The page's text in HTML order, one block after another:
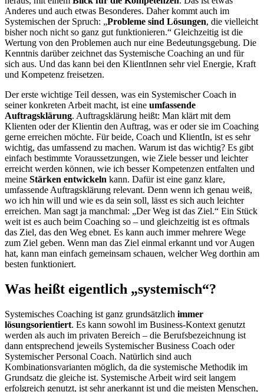
Anderes und auch etwas Besonderes. Daher kommt auch im
Systemischen der Spruch: „Probleme sind Lösungen, die vielleicht
bisher noch nicht so ganz gut funktionieren.“ Gleichzeitig ist die
Wertung von den Problemen auch nur eine Bedeutungsgebung. Die
Kenntnis darüber zeichnet das Systemische Coaching an und für
sich aus. Und das kann bei den KlientInnen sehr viel Energie, Kraft
und Kompetenz freisetzen.
Der erste wichtige Teil dessen, was ein Systemischer Coach in
seiner konkreten Arbeit macht, ist eine umfassende
Auftragsklärung. Auftragsklärung heißt: Man klärt mit dem
Klienten oder der Klientin den Auftrag, was er oder sie im Coaching
gerne erreichen möchte. Für beide, Coach und KlientIn, ist es sehr
wichtig, das umfassend zu machen. Warum ist das wichtig? Es gibt
einfach bestimmte Voraussetzungen, wie Ziele besser und leichter
erreicht werden können, wie ich besser Kompetenzen entfalten und
meine Stärken entwickeln kann. Dafür ist eine ganz klare,
umfassende Auftragsklärung relevant. Denn wenn ich genau weiß,
wo ich hin will und wie es da sein soll, lässt es sich auch leichter
erreichen. Man sagt ja manchmal: „Der Weg ist das Ziel.“ Ein Stück
weit ist es auch beim Coaching so – und gleichzeitig ist es oftmals
das Ziel, das den Weg ebnet. Es kann auch immer mehrere Wege
zum Ziel geben. Wenn man das Ziel einmal erkannt und vor Augen
hat, kann man einfach gemeinsam schauen, welcher Weg dorthin am
besten funktioniert.
Was heißt eigentlich „systemisch“?
Systemisches Coaching ist ganz grundsätzlich immer
lösungsorientiert. Es kann sowohl im Business-Kontext genutzt
werden als auch im privaten Bereich – die Berufsbezeichnung ist
dann entsprechend jeweils Systemischer Business Coach oder
Systemischer Personal Coach. Natürlich sind auch
Kombinationsvarianten möglich, da die systemische Methodik im
Grundsatz die gleiche ist. Systemische Arbeit wird seit langem
erfolgreich genutzt, ist sehr anerkannt ist und die meisten Menschen,